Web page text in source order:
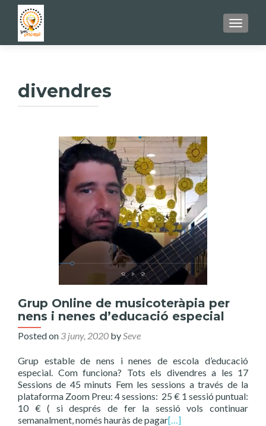
divendres
Grup Online de musicoteràpia per
nens i nenes d’educació especial
Posted on 3 juny, 2020 bySeve
Grup estable de nens i nenes de escola d’educació
especial. Com funciona? Tots els divendres a les 17
Sessions de 45 minuts Fem les sessions a través de la
plataforma Zoom Preu: 4 sessions: 25 € 1 sessió puntual:
10 € ( si després de fer la sessió vols continuar
semanalment, només hauràs de pagar[…]